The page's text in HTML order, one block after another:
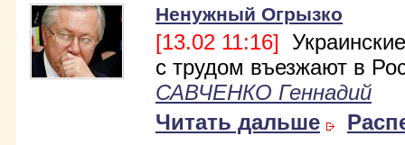
Ненужный Огрызко
[13.02 11:16]
с трудом въезжают в
САВЧЕНКО Геннадий
Читать дальше